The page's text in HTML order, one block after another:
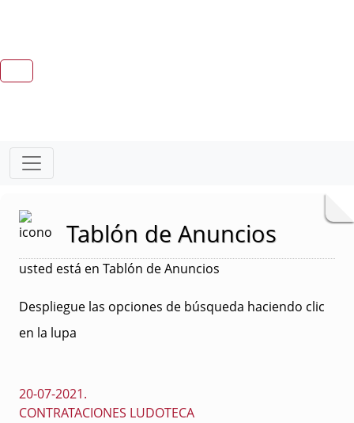
Tablón de Anuncios
usted está en Tablón de Anuncios
Despliegue las opciones de búsqueda haciendo clic
en la lupa
20-07-2021.
CONTRATACIONES LUDOTECA